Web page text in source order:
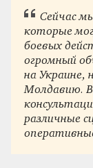
Сейчас
которые
боевых
огромный
на Украине,
Молдавию. В
различные